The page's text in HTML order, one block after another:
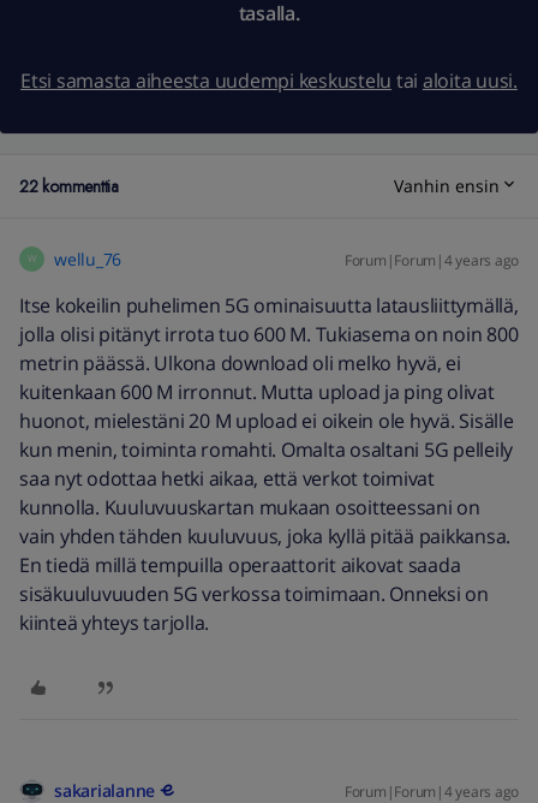
tasalla.
Etsi samasta aiheesta uudempi keskustelu tai aloita uusi.
22 kommenttia Vanhin ensin
W wellu_76 Forum|Forum|4 years ago
Itse kokeilin puhelimen 5G ominaisuutta latausliittymällä,
jolla olisi pitänyt irrota tuo 600 M. Tukiasema on noin 800
metrin päässä. Ulkona download oli melko hyvä, ei
kuitenkaan 600 M irronnut. Mutta upload ja ping olivat
huonot, mielestäni 20 M upload ei oikein ole hyvä. Sisälle
kun menin, toiminta romahti. Omalta osaltani 5G pelleily
saa nyt odottaa hetki aikaa, että verkot toimivat
kunnolla. Kuuluvuuskartan mukaan osoitteessani on
vain yhden tähden kuuluvuus, joka kyllä pitää paikkansa.
En tiedä millä tempuilla operaattorit aikovat saada
sisäkuuluvuuden 5G verkossa toimimaan. Onneksi on
kiinteä yhteys tarjolla.
sakarialanne Forum|Forum|4 years ago